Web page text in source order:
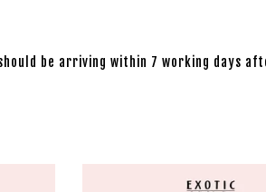
be arriving within 7 working days